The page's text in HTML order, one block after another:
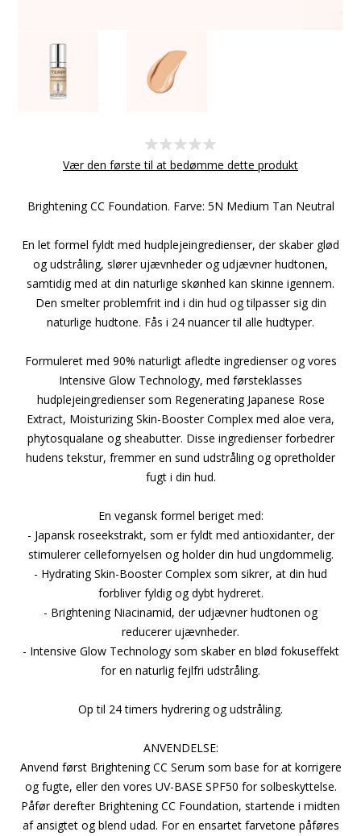
Vær den første til at bedømme dette produkt
Brightening CC Foundation. Farve: 5N Medium Tan Neutral
En let formel fyldt med hudplejeingredienser, der skaber glød
og udstråling, slører ujævnheder og udjævner hudtonen,
samtidig med at din naturlige skønhed kan skinne igennem.
Den smelter problemfrit ind i din hud og tilpasser sig din
naturlige hudtone. Fås i 24 nuancer til alle hudtyper.
Formuleret med 90% naturligt afledte ingredienser og vores
Intensive Glow Technology, med førsteklasses
hudplejeingredienser som Regenerating Japanese Rose
Extract, Moisturizing Skin-Booster Complex med aloe vera,
phytosqualane og sheabutter. Disse ingredienser forbedrer
hudens tekstur, fremmer en sund udstråling og opretholder
fugt i din hud.
En vegansk formel beriget med:
- Japansk roseekstrakt, som er fyldt med antioxidanter, der
stimulerer cellefornyelsen og holder din hud ungdommelig.
- Hydrating Skin-Booster Complex som sikrer, at din hud
forbliver fyldig og dybt hydreret.
- Brightening Niacinamid, der udjævner hudtonen og
reducerer ujævnheder.
- Intensive Glow Technology som skaber en blød fokuseffekt
for en naturlig fejlfri udstråling.
Op til 24 timers hydrering og udstråling.
ANVENDELSE:
Anvend først Brightening CC Serum som base for at korrigere
og fugte, eller den vores UV-BASE SPF50 for solbeskyttelse.
Påfør derefter Brightening CC Foundation, startende i midten
af ansigtet og blend udad. For en ensartet farvetone påføres